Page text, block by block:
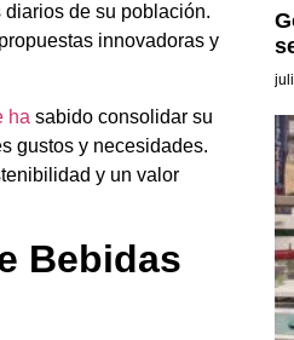
de su población.
innovadoras y
ha sabido consolidar su
gustos y necesidades.
y un valor
Bebidas